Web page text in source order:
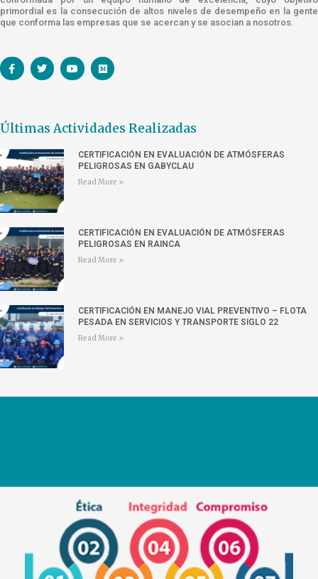
primordial es la consecución de altos niveles de desempeño en la gente
que conforma las empresas que se acercan y se asocian a nosotros.
Últimas Actividades Realizadas
CERTIFICACIÓN EN EVALUACIÓN DE ATMÓSFERAS
PELIGROSAS EN GABYCLAU
Read More »
CERTIFICACIÓN EN EVALUACIÓN DE ATMÓSFERAS
PELIGROSAS EN RAINCA
Read More »
CERTIFICACIÓN EN MANEJO VIAL PREVENTIVO – FLOTA
PESADA EN SERVICIOS Y TRANSPORTE SIGLO 22
Read More »